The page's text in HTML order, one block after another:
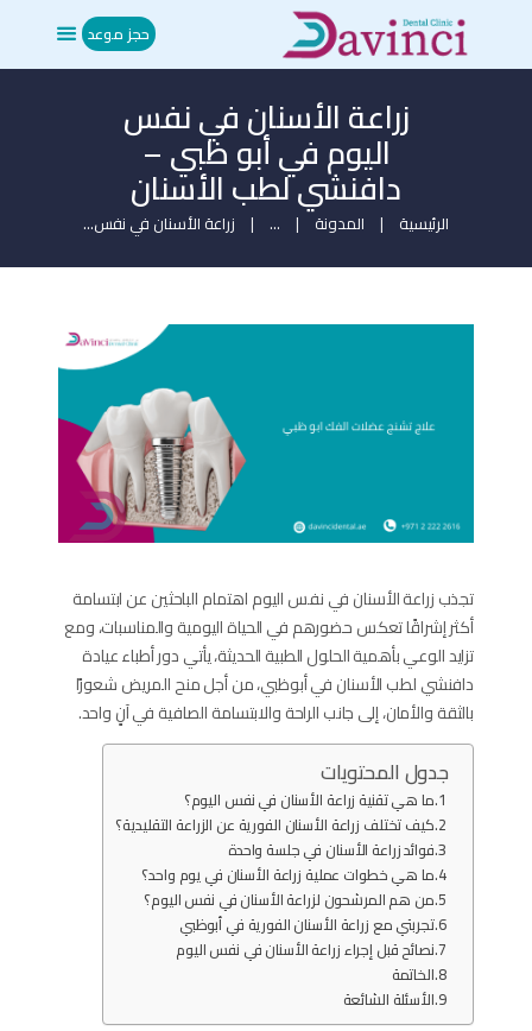
حجز موعد
زراعة الأسنان في نفس
اليوم في أبو ظبي –
دافنشي لطب الأسنان
الرئيسية المدونة ... زراعة الأسنان في نفس...
الرئيسية
من نحن
العلاجات
المدونة
حجز موعد
تجذب زراعة الأسنان في نفس اليوم اهتمام الباحثين عن ابتسامة
أكثر إشراقًا تعكس حضورهم في الحياة اليومية والمناسبات، ومع
تزايد الوعي بأهمية الحلول الطبية الحديثة، يأتي دور أطباء عيادة
دافنشي لطب الأسنان في أبوظبي، من أجل منح المريض شعورًا
بالثقة والأمان، إلى جانب الراحة والابتسامة الصافية في آنٍ واحد.
جدول المحتويات
ما هي تقنية زراعة الأسنان في نفس اليوم؟
كيف تختلف زراعة الأسنان الفورية عن الزراعة التقليدية؟
فوائد زراعة الأسنان في جلسة واحدة
ما هي خطوات عملية زراعة الأسنان في يوم واحد؟
من هم المرشحون لزراعة الأسنان في نفس اليوم؟
تجربتي مع زراعة الأسنان الفورية في أبوظبي
نصائح قبل إجراء زراعة الأسنان في نفس اليوم
الخاتمة
الأسئلة الشائعة